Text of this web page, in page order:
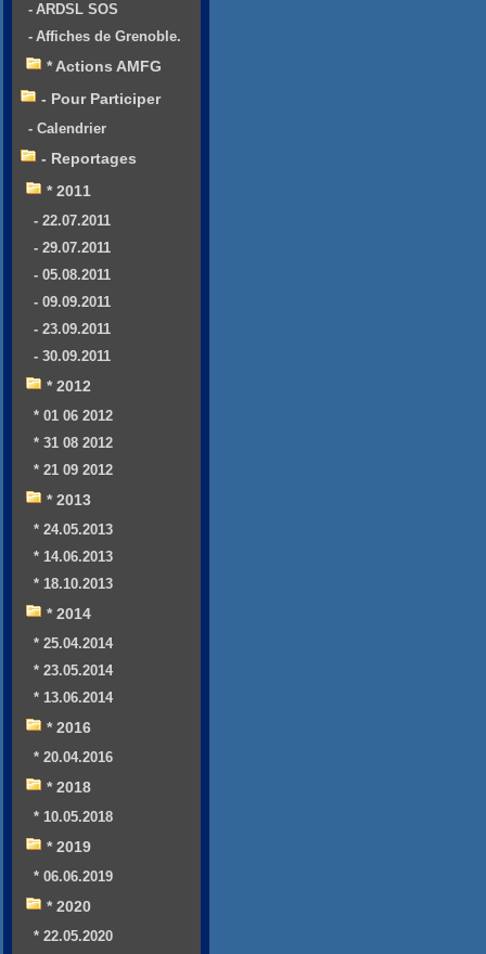
- ARDSL SOS
- Affiches de Grenoble.
* Actions AMFG
- Pour Participer
- Calendrier
- Reportages
* 2011
- 22.07.2011
- 29.07.2011
- 05.08.2011
- 09.09.2011
- 23.09.2011
- 30.09.2011
* 2012
* 01 06 2012
* 31 08 2012
* 21 09 2012
* 2013
* 24.05.2013
* 14.06.2013
* 18.10.2013
* 2014
* 25.04.2014
* 23.05.2014
* 13.06.2014
* 2016
* 20.04.2016
* 2018
* 10.05.2018
* 2019
* 06.06.2019
* 2020
* 22.05.2020